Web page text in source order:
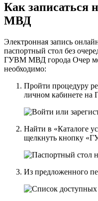
Как
МВД
Электронная запись
паспортный стол без
ГУВМ МВД города Очер
необходимо:
Пройти процедуру
личном кабинете на
Найти в «Каталоге
щелкнуть кнопку
Из предложенного